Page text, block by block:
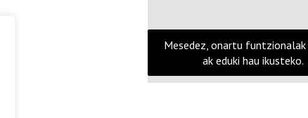
Mesedez, onartu funtzionalak
ak eduki hau ikusteko.